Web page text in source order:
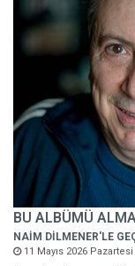
BU ALBÜMÜ
NAİM DİLMENER'LE
11 Mayıs 2026 Pazartesi